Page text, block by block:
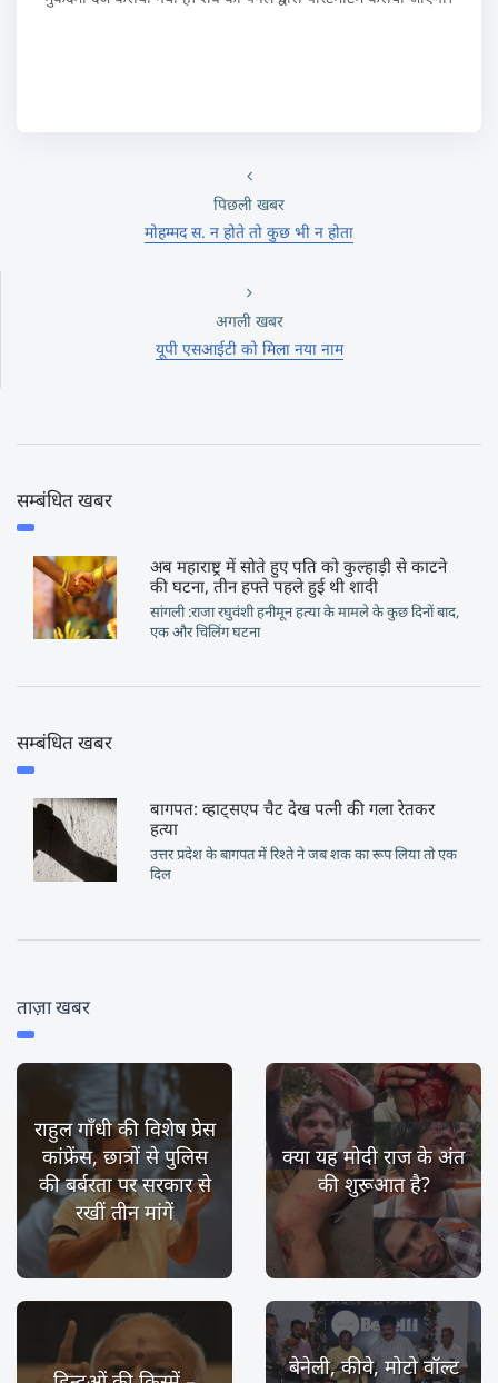
पिछली खबर
मोहम्मद स. न होते तो कुछ भी न होता
अगली खबर
यूपी एसआईटी को मिला नया नाम
सम्बंधित खबर
अब महाराष्ट्र में सोते हुए पति को कुल्हाड़ी से काटने
की घटना, तीन हफ्ते पहले हुई थी शादी
सांगली :राजा रघुवंशी हनीमून हत्या के मामले के कुछ दिनों बाद,
एक और चिलिंग घटना
सम्बंधित खबर
बागपत: व्हाट्सएप चैट देख पत्नी की गला रेतकर
हत्या
उत्तर प्रदेश के बागपत में रिश्ते ने जब शक का रूप लिया तो एक
दिल
ताज़ा खबर
राहुल गाँधी की विशेष प्रेस
कांफ्रेंस, छात्रों से पुलिस
की बर्बरता पर सरकार से
रखीं तीन मांगें
क्या यह मोदी राज के अंत
की शुरूआत है?
बेनेली, कीवे, मोटो वॉल्ट